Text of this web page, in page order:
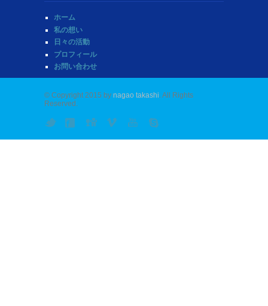
ホーム
私の想い
日々の活動
プロフィール
お問い合わせ
© Copyright 2015 by nagao takashi. All Rights
Reserved.